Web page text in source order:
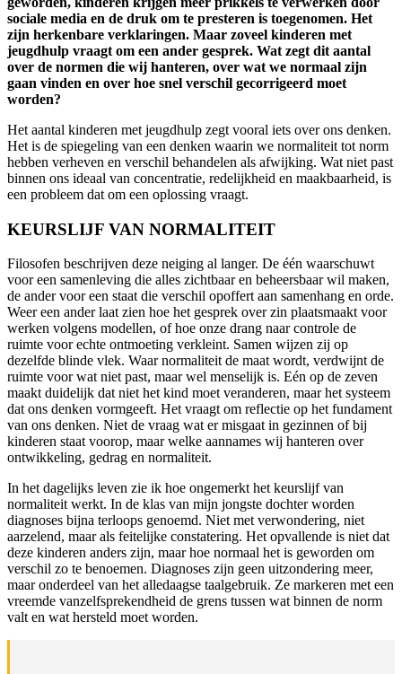
sociale media en de druk om te presteren is toegenomen. Het
zijn herkenbare verklaringen. Maar zoveel kinderen met
jeugdhulp vraagt om een ander gesprek. Wat zegt dit aantal
over de normen die wij hanteren, over wat we normaal zijn
gaan vinden en over hoe snel verschil gecorrigeerd moet
worden?
Het aantal kinderen met jeugdhulp zegt vooral iets over ons denken.
Het is de spiegeling van een denken waarin we normaliteit tot norm
hebben verheven en verschil behandelen als afwijking. Wat niet past
binnen ons ideaal van concentratie, redelijkheid en maakbaarheid, is
een probleem dat om een oplossing vraagt.
KEURSLIJF VAN NORMALITEIT
Filosofen beschrijven deze neiging al langer. De één waarschuwt
voor een samenleving die alles zichtbaar en beheersbaar wil maken,
de ander voor een staat die verschil opoffert aan samenhang en orde.
Weer een ander laat zien hoe het gesprek over zin plaatsmaakt voor
werken volgens modellen, of hoe onze drang naar controle de
ruimte voor echte ontmoeting verkleint. Samen wijzen zij op
dezelfde blinde vlek. Waar normaliteit de maat wordt, verdwijnt de
ruimte voor wat niet past, maar wel menselijk is. Eén op de zeven
maakt duidelijk dat niet het kind moet veranderen, maar het systeem
dat ons denken vormgeeft. Het vraagt om reflectie op het fundament
van ons denken. Niet de vraag wat er misgaat in gezinnen of bij
kinderen staat voorop, maar welke aannames wij hanteren over
ontwikkeling, gedrag en normaliteit.
In het dagelijks leven zie ik hoe ongemerkt het keurslijf van
normaliteit werkt. In de klas van mijn jongste dochter worden
diagnoses bijna terloops genoemd. Niet met verwondering, niet
aarzelend, maar als feitelijke constatering. Het opvallende is niet dat
deze kinderen anders zijn, maar hoe normaal het is geworden om
verschil zo te benoemen. Diagnoses zijn geen uitzondering meer,
maar onderdeel van het alledaagse taalgebruik. Ze markeren met een
vreemde vanzelfsprekendheid de grens tussen wat binnen de norm
valt en wat hersteld moet worden.